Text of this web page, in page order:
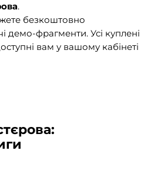
(1)
.
безкоштовно
демо-фрагменти. Усі куплені
вам у вашому кабінеті